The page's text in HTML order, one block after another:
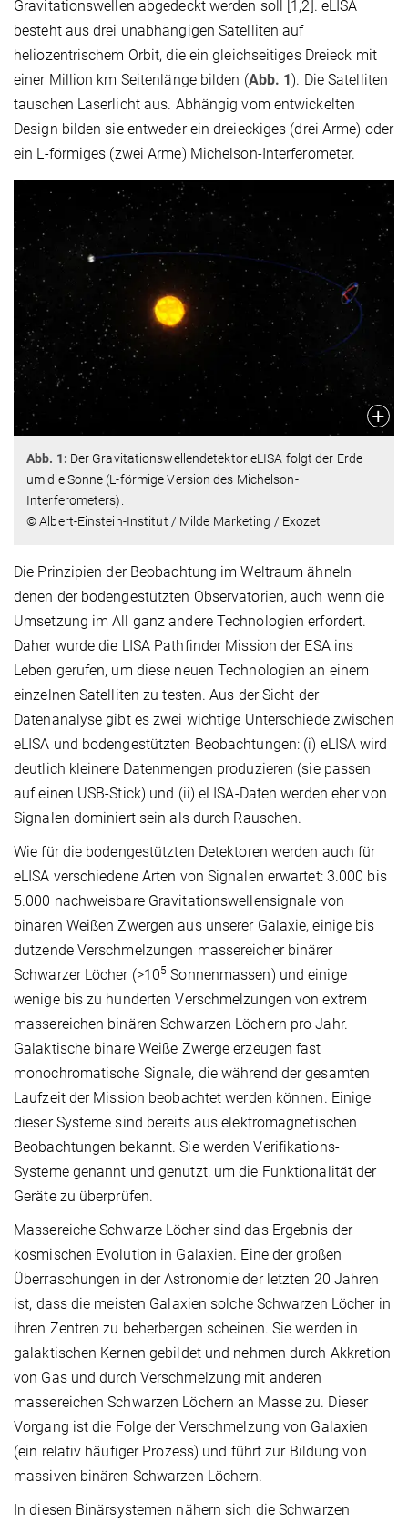
Gravitationswellen abgedeckt werden soll [1,2]. eLISA
besteht aus drei unabhängigen Satelliten auf
heliozentrischem Orbit, die ein gleichseitiges Dreieck mit
einer Million km Seitenlänge bilden (Abb. 1). Die Satelliten
tauschen Laserlicht aus. Abhängig vom entwickelten
Design bilden sie entweder ein dreieckiges (drei Arme) oder
ein L-förmiges (zwei Arme) Michelson-Interferometer.
Abb. 1: Der Gravitationswellendetektor eLISA folgt der Erde
um die Sonne (L-förmige Version des Michelson-
Interferometers).
© Albert-Einstein-Institut / Milde Marketing / Exozet
Die Prinzipien der Beobachtung im Weltraum ähneln
denen der bodengestützten Observatorien, auch wenn die
Umsetzung im All ganz andere Technologien erfordert.
Daher wurde die LISA Pathfinder Mission der ESA ins
Leben gerufen, um diese neuen Technologien an einem
einzelnen Satelliten zu testen. Aus der Sicht der
Datenanalyse gibt es zwei wichtige Unterschiede zwischen
eLISA und bodengestützten Beobachtungen: (i) eLISA wird
deutlich kleinere Datenmengen produzieren (sie passen
auf einen USB-Stick) und (ii) eLISA-Daten werden eher von
Signalen dominiert sein als durch Rauschen.
Wie für die bodengestützten Detektoren werden auch für
eLISA verschiedene Arten von Signalen erwartet: 3.000 bis
5.000 nachweisbare Gravitationswellensignale von
binären Weißen Zwergen aus unserer Galaxie, einige bis
dutzende Verschmelzungen massereicher binärer
Schwarzer Löcher (>105 Sonnenmassen) und einige
wenige bis zu hunderten Verschmelzungen von extrem
massereichen binären Schwarzen Löchern pro Jahr.
Galaktische binäre Weiße Zwerge erzeugen fast
monochromatische Signale, die während der gesamten
Laufzeit der Mission beobachtet werden können. Einige
dieser Systeme sind bereits aus elektromagnetischen
Beobachtungen bekannt. Sie werden Verifikations-
Systeme genannt und genutzt, um die Funktionalität der
Geräte zu überprüfen.
Massereiche Schwarze Löcher sind das Ergebnis der
kosmischen Evolution in Galaxien. Eine der großen
Überraschungen in der Astronomie der letzten 20 Jahren
ist, dass die meisten Galaxien solche Schwarzen Löcher in
ihren Zentren zu beherbergen scheinen. Sie werden in
galaktischen Kernen gebildet und nehmen durch Akkretion
von Gas und durch Verschmelzung mit anderen
massereichen Schwarzen Löchern an Masse zu. Dieser
Vorgang ist die Folge der Verschmelzung von Galaxien
(ein relativ häufiger Prozess) und führt zur Bildung von
massiven binären Schwarzen Löchern.
In diesen Binärsystemen nähern sich die Schwarzen